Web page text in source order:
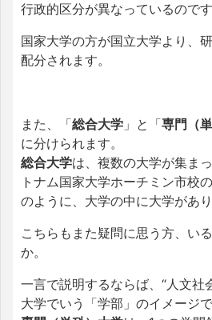
行政的区分が異なっているのです
国家大学の方が国立大学より、
配分されます。
また、「総合大学 」と「専門（
に分けられます。
総合大学は、複数の大学が集ま
トナム国家大学ホーチミン市校
のように、大学の中に大学があり
こちらもまた疑問に思う方、い
か。
一言で説明するならば、“人文社
大学でいう「学部」のイメージで